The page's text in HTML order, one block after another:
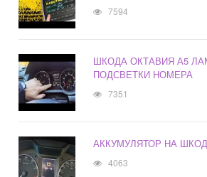
7594
ШКОДА ОКТАВИЯ А5
ПОДСВЕТКИ НОМЕРА
7351
АККУМУЛЯТОР НА
4063